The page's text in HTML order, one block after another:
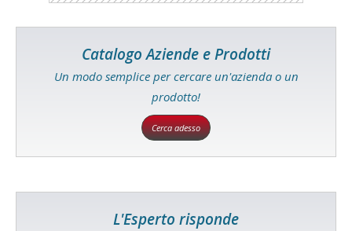
Catalogo Aziende e Prodotti
Un modo semplice per cercare un'azienda o un
prodotto!
Cerca adesso
L'Esperto risponde